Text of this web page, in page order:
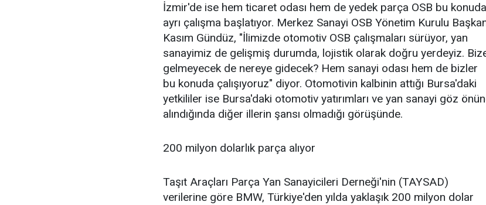
İzmir'de ise hem ticaret odası hem de yedek parça OSB bu konuda
ayrı çalışma başlatıyor. Merkez Sanayi OSB Yönetim Kurulu
Kasım Gündüz, "İlimizde otomotiv OSB çalışmaları sürüyor, yan
sanayimiz de gelişmiş durumda, lojistik olarak doğru yerdeyiz.
gelmeyecek de nereye gidecek? Hem sanayi odası hem de bizler
bu konuda çalışıyoruz" diyor. Otomotivin kalbinin attığı Bursa'daki
yetkililer ise Bursa'daki otomotiv yatırımları ve yan sanayi göz
alındığında diğer illerin şansı olmadığı görüşünde.
200 milyon dolarlık parça alıyor
Taşıt Araçları Parça Yan Sanayicileri Derneği'nin (TAYSAD)
verilerine göre BMW, Türkiye'den yılda yaklaşık 200 milyon dolar